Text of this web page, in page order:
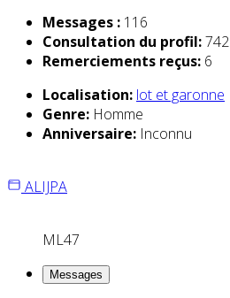
Messages : 116
Consultation du profil:742
Remerciements reçus: 6
Localisation: lot et garonne
Genre: Homme
Anniversaire: Inconnu
ALIJPA
ML47
Messages